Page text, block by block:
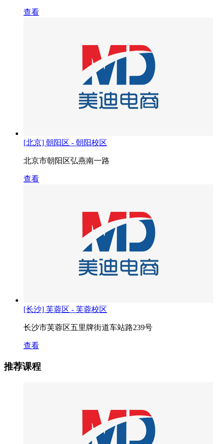
查看
[北京] 朝阳区 - 朝阳校区
北京市朝阳区弘燕南一路
查看
[长沙] 芙蓉区 - 芙蓉校区
长沙市芙蓉区五里牌街道车站路239号
查看
推荐课程